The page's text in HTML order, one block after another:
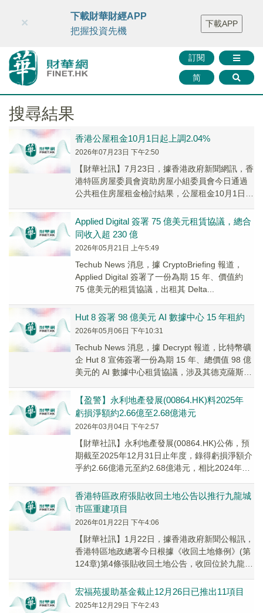
財華智庫網 FINTV FINMETA 財華證券 媒體矩陣
智庫沙龍
聯絡我們
訂閱
简
×
下載財華財經APP
把握投資先機
下載APP
搜尋結果
香港公屋租金10月1日起上調2.04%
2026年07月23日 下午2:50
【財華社訊】7月23日，據香港政府新聞網訊，香
港特區房屋委員會資助房屋小組委員會今日通過
公共租住房屋租金檢討結果，公屋租金10月1日起
Applied Digital 簽署 75 億美元租賃協議，總合
同收入超 230 億
2026年05月21日 上午5:49
Techub News 消息，據 CryptoBriefing 報道，
Applied Digital 簽署了一份為期 15 年、價值約
75 億美元的租賃協議，出租其 Delta...
Hut 8 簽署 98 億美元 AI 數據中心 15 年租約
2026年05月06日 下午10:31
Techub News 消息，據 Decrypt 報道，比特幣礦
企 Hut 8 宣佈簽署一份為期 15 年、總價值 98 億
美元的 AI 數據中心租賃協議，涉及其德克薩斯州
【盈警】永利地產發展(00864.HK)料2025年
虧損淨額約2.66億至2.68億港元
2026年03月04日 下午2:57
​【財華社訊】永利地產發展(00864.HK)公佈，預
期截至2025年12月31日止年度，錄得虧損淨額介
乎約2.66億港元至約2.68億港元，相比2024年同
香港特區政府張貼收回土地公告以推行九龍城
市區重建項目
2026年01月22日 下午4:06
【財華社訊】1月22日，據香港政府新聞公報訊，
香港特區地政總署今日根據《收回土地條例》(第
124章)第4條張貼收回土地公告，收回位於九龍城
宏福苑援助基金截止12月26日已推出11項目
2025年12月29日 下午2:43